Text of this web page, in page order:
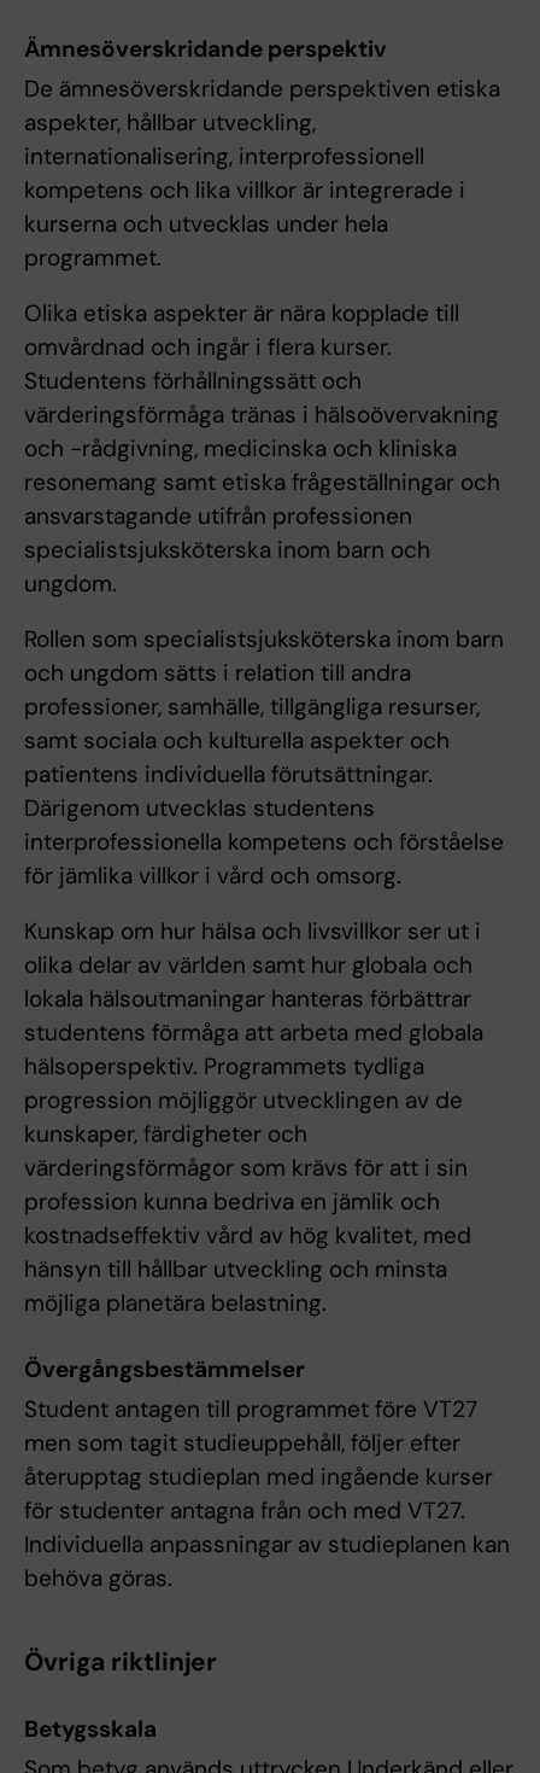
Ämnesöverskridande perspektiv
De ämnesöverskridande perspektiven etiska
aspekter, hållbar utveckling,
internationalisering, interprofessionell
kompetens och lika villkor är integrerade i
kurserna och utvecklas under hela
programmet.
Olika etiska aspekter är nära kopplade till
omvårdnad och ingår i flera kurser.
Studentens förhållningssätt och
värderingsförmåga tränas i hälsoövervakning
och -rådgivning, medicinska och kliniska
resonemang samt etiska frågeställningar och
ansvarstagande utifrån professionen
specialistsjuksköterska inom barn och
ungdom.
Rollen som specialistsjuksköterska inom barn
och ungdom sätts i relation till andra
professioner, samhälle, tillgängliga resurser,
samt sociala och kulturella aspekter och
patientens individuella förutsättningar.
Därigenom utvecklas studentens
interprofessionella kompetens och förståelse
för jämlika villkor i vård och omsorg.
Kunskap om hur hälsa och livsvillkor ser ut i
olika delar av världen samt hur globala och
lokala hälsoutmaningar hanteras förbättrar
studentens förmåga att arbeta med globala
hälsoperspektiv. Programmets tydliga
progression möjliggör utvecklingen av de
kunskaper, färdigheter och
värderingsförmågor som krävs för att i sin
profession kunna bedriva en jämlik och
kostnadseffektiv vård av hög kvalitet, med
hänsyn till hållbar utveckling och minsta
möjliga planetära belastning.
Övergångsbestämmelser
Student antagen till programmet före VT27
men som tagit studieuppehåll, följer efter
återupptag studieplan med ingående kurser
för studenter antagna från och med VT27.
Individuella anpassningar av studieplanen kan
behöva göras.
Övriga riktlinjer
Betygsskala